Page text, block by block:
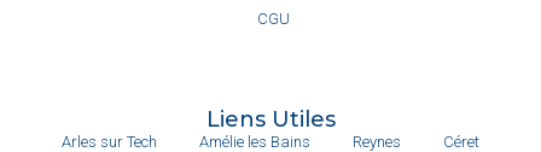
CGU
Liens Utiles
Arles sur Tech Amélie les Bains Reynes Céret